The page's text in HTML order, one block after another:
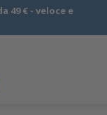
49 € - veloce e